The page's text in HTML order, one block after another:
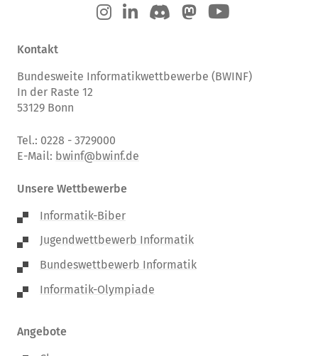
Kontakt
Bundesweite Informatikwettbewerbe (BWINF)
In der Raste 12
53129 Bonn
Tel.: 0228 - 3729000
E-Mail: bwinf@bwinf.de
Unsere Wettbewerbe
Informatik-Biber
Jugendwettbewerb Informatik
Bundeswettbewerb Informatik
Informatik-Olympiade
Angebote